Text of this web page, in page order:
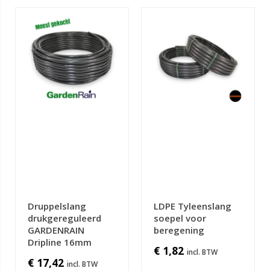
Druppelslang
drukgereguleerd
GARDENRAIN
Dripline 16mm
€ 17,42
LDPE Tyleenslang
soepel voor
beregening
€ 1,82